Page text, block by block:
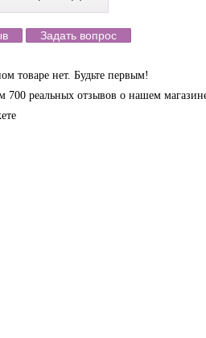
Задать вопрос
товаре нет. Будьте первым!
700 реальных отзывов о нашем